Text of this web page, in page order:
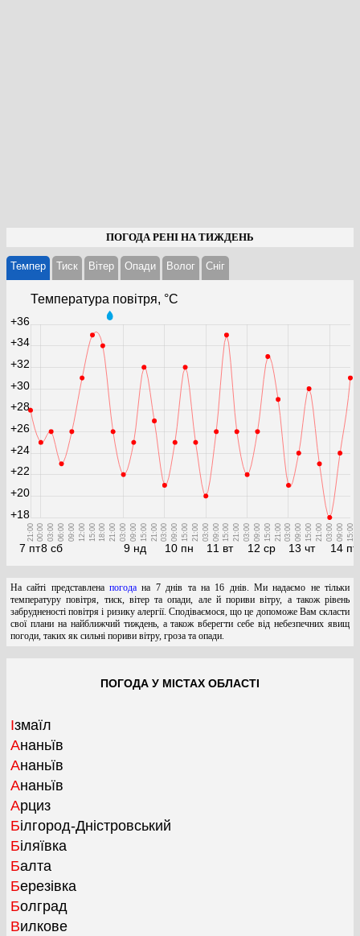
ПОГОДА РЕНІ НА ТИЖДЕНЬ
Темпер Тиск Вітер Опади Волог Cніг
Температура повітря, °С
7 пт
21:00
8 сб
00:00 03:00 06:00 09:00 12:00 15:00 18:00 21:00
9 нд
03:00 09:00 15:00 21:00
10 пн
03:00 09:00 15:00 21:00
11 вт
03:00 09:00 15:00 21:00
12 ср
03:00 09:00 15:00 21:00
13 чт
03:00 09:00 15:00 21:00
14 пт
03:00 09:00 15:00
+18
+20
+22
+24
+26
+28
+30
+32
+34
+36
На сайті представленапогода на 7 днів та на 16 днів. Ми надаємо не тільки
температуру повітря, тиск, вітер та опади, але й пориви вітру, а також рівень
забрудненості повітря і ризику алергії. Сподіваємося, що це допоможе Вам скласти
свої плани на найближчий тиждень, а також вберегти себе від небезпечних явищ
погоди, таких як сильні пориви вітру, гроза та опади.
ПОГОДА У МІСТАХ ОБЛАСТІ
Ізмаїл
Ананьїв
Ананьїв
Ананьїв
Арциз
Білгород-Дністровський
Біляївка
Балта
Березівка
Болград
Вилкове